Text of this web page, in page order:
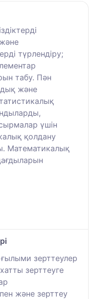
түрлендіру;
табу. Пән
және
үшін
қолдану
Математикалық
зерттеулер
зерттеуге
және зерттеу